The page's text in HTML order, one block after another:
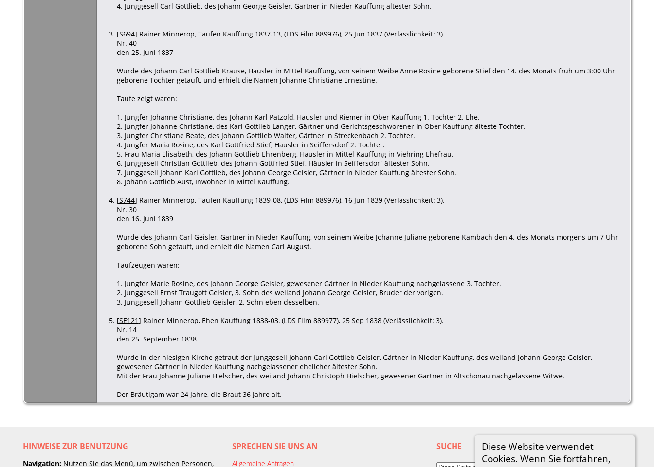
Diese Website verwendet
Cookies. Wenn Sie fortfahren,
4. Junggesell Carl Gottlieb, des Johann George Geisler, Gärtner in Nieder Kauffung ältester Sohn.
[S694] Rainer Minnerop, Taufen Kauffung 1837-13, (LDS Film 889976), 25 Jun 1837 (Verlässlichkeit: 3).
Nr. 40
den 25. Juni 1837
Wurde des Johann Carl Gottlieb Krause, Häusler in Mittel Kauffung, von seinem Weibe Anne Rosine geborene Stief den 14. des Monats früh um 3:00 Uhr
geborene Tochter getauft, und erhielt die Namen Johanne Christiane Ernestine.
Taufe zeigt waren:
1. Jungfer Johanne Christiane, des Johann Karl Pätzold, Häusler und Riemer in Ober Kauffung 1. Tochter 2. Ehe.
2. Jungfer Johanne Christiane, des Karl Gottlieb Langer, Gärtner und Gerichtsgeschworener in Ober Kauffung älteste Tochter.
3. Jungfer Christiane Beate, des Johann Gottlieb Walter, Gärtner in Streckenbach 2. Tochter.
4. Jungfer Maria Rosine, des Karl Gottfried Stief, Häusler in Seiffersdorf 2. Tochter.
5. Frau Maria Elisabeth, des Johann Gottlieb Ehrenberg, Häusler in Mittel Kauffung in Viehring Ehefrau.
6. Junggesell Christian Gottlieb, des Johann Gottfried Stief, Häusler in Seiffersdorf ältester Sohn.
7. Junggesell Johann Karl Gottlieb, des Johann George Geisler, Gärtner in Nieder Kauffung ältester Sohn.
8. Johann Gottlieb Aust, Inwohner in Mittel Kauffung.
[S744] Rainer Minnerop, Taufen Kauffung 1839-08, (LDS Film 889976), 16 Jun 1839 (Verlässlichkeit: 3).
Nr. 30
den 16. Juni 1839
Wurde des Johann Carl Geisler, Gärtner in Nieder Kauffung, von seinem Weibe Johanne Juliane geborene Kambach den 4. des Monats morgens um 7 Uhr
geborene Sohn getauft, und erhielt die Namen Carl August.
Taufzeugen waren:
1. Jungfer Marie Rosine, des Johann George Geisler, gewesener Gärtner in Nieder Kauffung nachgelassene 3. Tochter.
2. Junggesell Ernst Traugott Geisler, 3. Sohn des weiland Johann George Geisler, Bruder der vorigen.
3. Junggesell Johann Gottlieb Geisler, 2. Sohn eben desselben.
[SE121] Rainer Minnerop, Ehen Kauffung 1838-03, (LDS Film 889977), 25 Sep 1838 (Verlässlichkeit: 3).
Nr. 14
den 25. September 1838
Wurde in der hiesigen Kirche getraut der Junggesell Johann Carl Gottlieb Geisler, Gärtner in Nieder Kauffung, des weiland Johann George Geisler,
gewesener Gärtner in Nieder Kauffung nachgelassener ehelicher ältester Sohn.
Mit der Frau Johanne Juliane Hielscher, des weiland Johann Christoph Hielscher, gewesener Gärtner in Altschönau nachgelassene Witwe.
Der Bräutigam war 24 Jahre, die Braut 36 Jahre alt.
HINWEISE ZUR BENUTZUNG
Navigation: Nutzen Sie das Menü, um zwischen Personen,
SPRECHEN SIE UNS AN
Allgemeine Anfragen
SUCHE